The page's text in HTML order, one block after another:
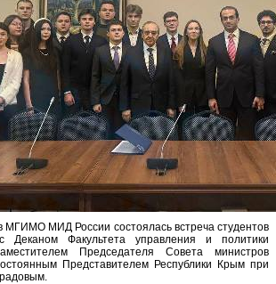
МГИМО МИД России состоялась встреча студентов
Факультета управления и политики
Председателя Совета министров
Представителем Республики Крым при